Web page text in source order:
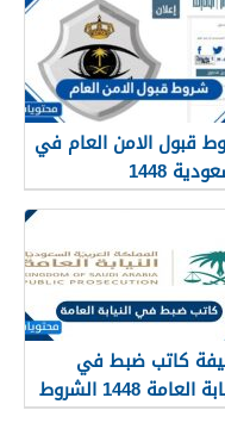
قبول الامن العام في
1448
كاتب ضبط في
النيابة العامة 1448 الشروط
التقديم